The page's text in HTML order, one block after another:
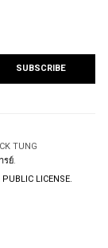
TUNG
รย์.
LICENSE.